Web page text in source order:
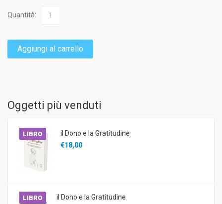
Quantità:
Aggiungi al carrello
Oggetti più venduti
LIBRO
il Dono e la Gratitudine
€18,00
LIBRO
il Dono e la Gratitudine